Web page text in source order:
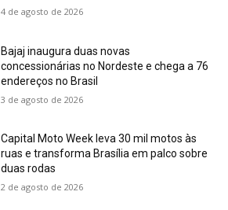
4 de agosto de 2026
Bajaj inaugura duas novas
concessionárias no Nordeste e chega a 76
endereços no Brasil
3 de agosto de 2026
Capital Moto Week leva 30 mil motos às
ruas e transforma Brasília em palco sobre
duas rodas
2 de agosto de 2026